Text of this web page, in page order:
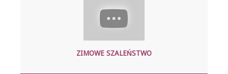
ZIMOWE SZALEŃSTWO